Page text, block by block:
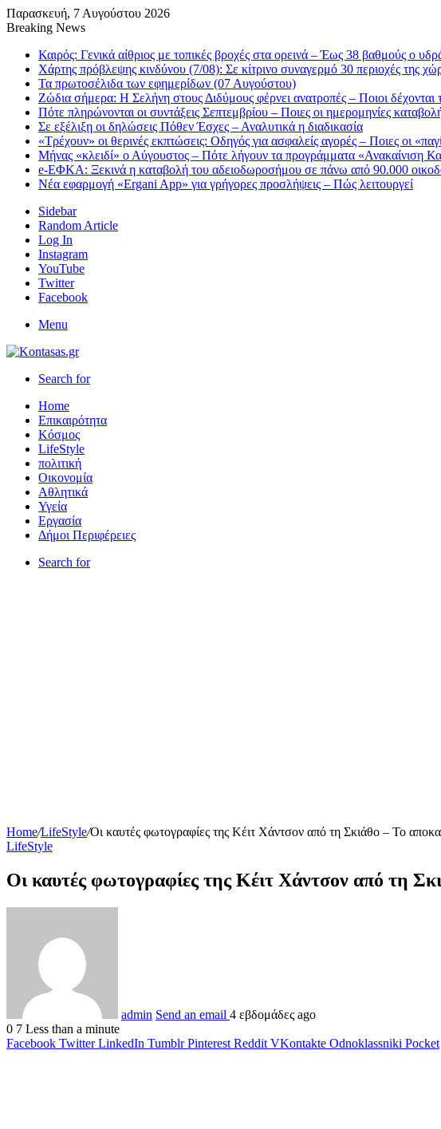
Παρασκευή, 7 Αυγούστου 2026
Breaking News
Καιρός: Γενικά αίθριος με τοπικές βροχές στα ορεινά – Έως 38 βαθμούς ο
Χάρτης πρόβλεψης κινδύνου (7/08): Σε κίτρινο συναγερμό 30 περιοχές της
Τα πρωτοσέλιδα των εφημερίδων (07 Αυγούστου)
Ζώδια σήμερα: Η Σελήνη στους Διδύμους φέρνει ανατροπές – Ποιοι δέχονται
Πότε πληρώνονται οι συντάξεις Σεπτεμβρίου – Ποιες οι ημερομηνίες
Σε εξέλιξη οι δηλώσεις Πόθεν Έσχες – Αναλυτικά η διαδικασία
«Τρέχουν» οι θερινές εκπτώσεις: Οδηγός για ασφαλείς αγορές – Ποιες οι
Μήνας «κλειδί» ο Αύγουστος – Πότε λήγουν τα προγράμματα «Ανακαίνιση
e-ΕΦΚΑ: Ξεκινά η καταβολή του αδειοδωροσήμου σε πάνω από 90.000
Νέα εφαρμογή «Ergani App» για γρήγορες προσλήψεις – Πώς λειτουργεί
Sidebar
Random Article
Log In
Instagram
YouTube
Twitter
Facebook
Menu
Search for
Home
Επικαιρότητα
Κόσμος
LifeStyle
πολιτική
Οικονομία
Αθλητικά
Υγεία
Εργασία
Δήμοι Περιφέρειες
Search for
Home/LifeStyle/Οι καυτές φωτογραφίες της Κέιτ Χάντσον από τη Σκιάθο – Το
LifeStyle
Οι καυτές φωτογραφίες της Κέιτ Χάντσον από τη
admin Send an email 4 εβδομάδες ago
0 7 Less than a minute
Facebook Twitter LinkedIn Tumblr Pinterest Reddit VKontakte Odnoklassniki Pocket